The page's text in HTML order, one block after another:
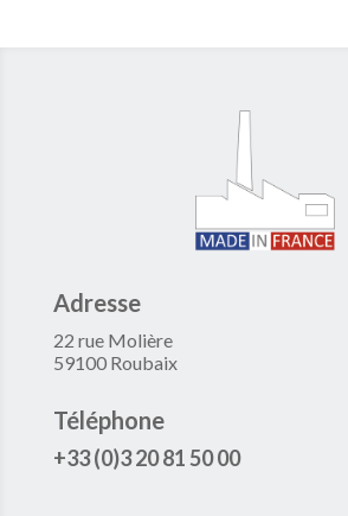
Adresse
22 rue Molière
59100 Roubaix
Téléphone
+33 (0)3 20 81 50 00